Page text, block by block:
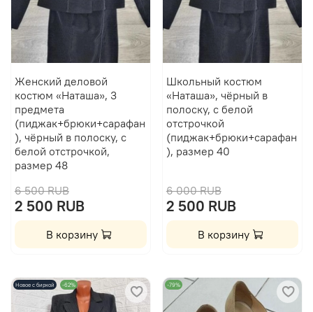
Женский деловой
костюм «Наташа», 3
предмета
(пиджак+брюки+сарафан
), чёрный в полоску, с
белой отстрочкой,
размер 48
6 500 RUB
2 500 RUB
В корзину
Школьный костюм
«Наташа», чёрный в
полоску, с белой
отстрочкой
(пиджак+брюки+сарафан
), размер 40
6 000 RUB
2 500 RUB
В корзину
Новое с биркой -62% -79%